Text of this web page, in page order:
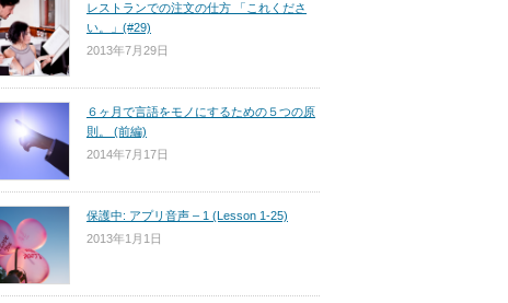
レストランでの注文の仕方 「これくださ
い。」(#29)
2013年7月29日
６ヶ月で言語をモノにするための５つの原
則。 (前編)
2014年7月17日
保護中: アプリ音声 – 1 (Lesson 1-25)
2013年1月1日